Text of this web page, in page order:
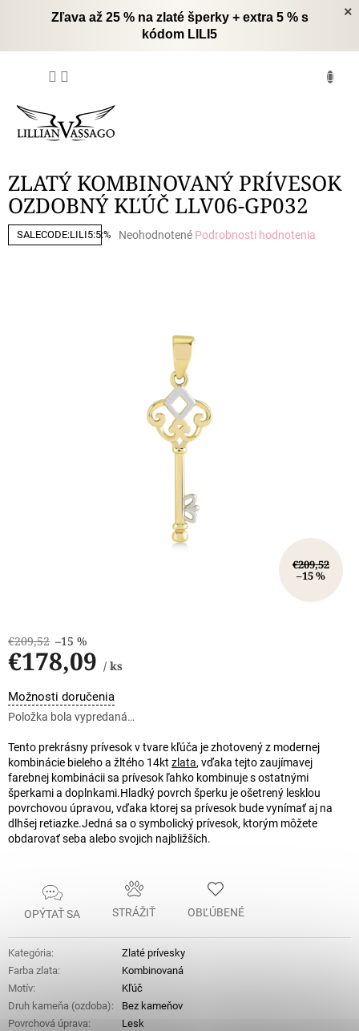
×
Zľava až 25 % na zlaté šperky + extra 5 % s
kódom LILI5
ZLATÝ KOMBINOVANÝ PRÍVESOK
OZDOBNÝ KĽÚČ LLV06-GP032
SALECODE:LILI5:5:%
Priemerné
hviezdičiek.
Neohodnotené Podrobnosti hodnotenia
€209,52
–15 %
€209,52 –15 %
€178,09 / ks
Jednotková
cena:
Možnosti doručenia
Položka bola vypredaná…
Tento prekrásny prívesok v tvare kľúča je zhotovený z modernej
kombinácie bieleho a žltého 14kt zlata, vďaka tejto zaujímavej
farebnej kombinácii sa prívesok ľahko kombinuje s ostatnými
šperkami a doplnkami.Hladký povrch šperku je ošetrený lesklou
povrchovou úpravou, vďaka ktorej sa prívesok bude vynímať aj na
dlhšej retiazke.Jedná sa o symbolický prívesok, ktorým môžete
obdarovať seba alebo svojich najbližších.
OPÝTAŤ SA STRÁŽIŤ OBĽÚBENÉ
Kategória:
Zlaté prívesky
Farba zlata:
Kombinovaná
Motív:
Kľúč
Druh kameňa (ozdoba):
Bez kameňov
Povrchová úprava:
Lesk